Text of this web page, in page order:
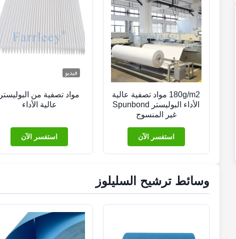
180g/m2 مواد تصفية عالية
الأداء البوليستر Spunbond
غير المنسوج
استفسر الآن
فيديو
مواد تصفية من البوليستر
عالية الأداء
استفسر الآن
وسائط ترشيح السليلوز